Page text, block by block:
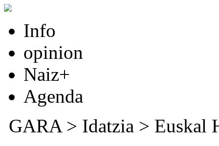
Info
opinion
Naiz+
Agenda
GARA> Idatzia > Euskal